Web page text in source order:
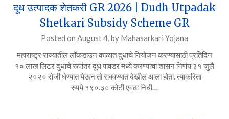
दूध उत्पादक शेतकरी GR 2026 | Dudh Utpadak
Shetkari Subsidy Scheme GR
Posted on August 4,by Mahasarkari Yojana
महाराष्ट्र राज्यातील लॉकडाउन काळात दुधाचे नियोजन करण्यासाठी प्रतिदिन
१० लाख लिटर दुधाचे रूपांतर दूध पावडर मध्ये करण्याचा शासन निर्णय ३१ जुलै
२०२० रोजी घेण्यात येऊन तो राबवण्यात देखील आला होता. त्याकरिता
रुपये १९०.३० कोटी एवढा निधी…